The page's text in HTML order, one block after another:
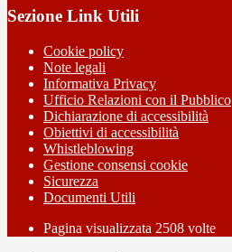
Sezione Link Utili
Cookie policy
Note legali
Informativa Privacy
Ufficio Relazioni con il Pubblico
Dichiarazione di accessibilità
Obiettivi di accessibilità
Whistleblowing
Gestione consensi cookie
Sicurezza
Documenti Utili
Pagina visualizzata 2508 volte